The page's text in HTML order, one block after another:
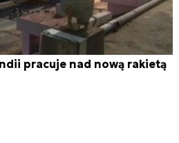
pracuje nad nową rakietą